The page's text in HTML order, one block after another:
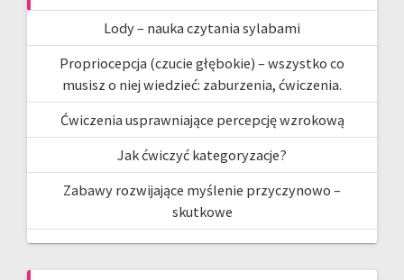
Lody – nauka czytania sylabami
Propriocepcja (czucie głębokie) – wszystko co
musisz o niej wiedzieć: zaburzenia, ćwiczenia.
Ćwiczenia usprawniające percepcję wzrokową
Jak ćwiczyć kategoryzacje?
Zabawy rozwijające myślenie przyczynowo –
skutkowe